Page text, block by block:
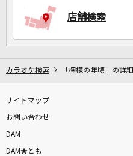
店舗検索
カラオケ検索 「檸檬の年頃」の詳細
サイトマップ
お問い合わせ
DAM
DAM★とも